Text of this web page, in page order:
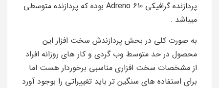
پردازنده گرافیکی Adreno 610 بوده که پردازنده متوسطی
میباشد .
به صورت کلی در بحش پردازندش سخت افزار این
محصول در حد متوسط وب گردی و کار های روزانه افراد
از مشخصات سخت افزاری مناسبی برخوردار هست اما
برای استفاده های سنگین تر باید تغییراتی را بوجود آورد